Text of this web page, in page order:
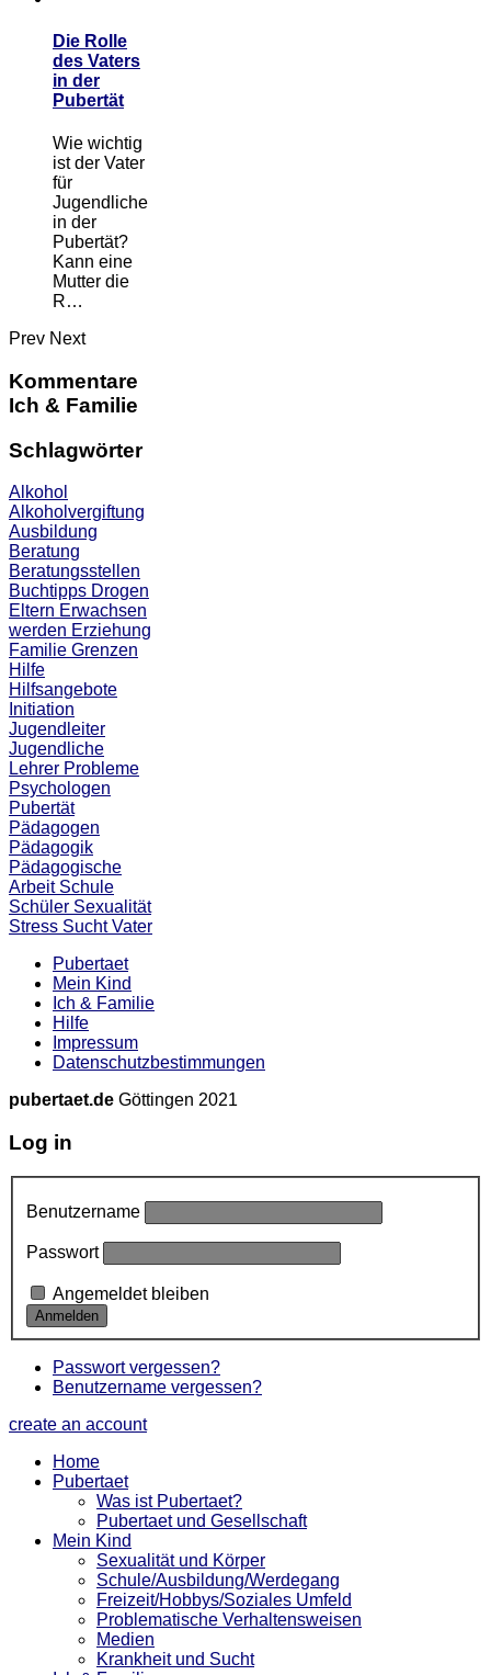
Die Rolle
des Vaters
in der
Pubertät
Wie wichtig
ist der Vater
für
Jugendliche
in der
Pubertät?
Kann eine
Mutter die
R…
Prev Next
Kommentare
Ich & Familie
Schlagwörter
Alkohol
Alkoholvergiftung
Ausbildung
Beratung
Beratungsstellen
Buchtipps Drogen
Eltern Erwachsen
werden Erziehung
Familie Grenzen
Hilfe
Hilfsangebote
Initiation
Jugendleiter
Jugendliche
Lehrer Probleme
Psychologen
Pubertät
Pädagogen
Pädagogik
Pädagogische
Arbeit Schule
Schüler Sexualität
Stress SuchtVater
Pubertaet
Mein Kind
Ich & Familie
Hilfe
Impressum
Datenschutzbestimmungen
pubertaet.de Göttingen 2021
Log in
Benutzername
Passwort
Angemeldet bleiben
Passwort vergessen?
Benutzername vergessen?
create an account
Home
Pubertaet
Was ist Pubertaet?
Pubertaet und Gesellschaft
Mein Kind
Sexualität und Körper
Schule/Ausbildung/Werdegang
Freizeit/Hobbys/Soziales Umfeld
Problematische Verhaltensweisen
Medien
Krankheit und Sucht